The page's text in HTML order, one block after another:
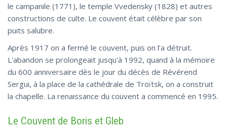
le campanile (1771), le temple Vvedensky (1828) et autres
constructions de culte. Le couvent était célèbre par son
puits salubre.
Après 1917 on a fermé le couvent, puis on l’a détruit.
L'abandon se prolongeait jusqu'à 1992, quand à la mémoire
du 600 anniversaire dès le jour du décès de Révérend
Sergui, à la place de la cathédrale de Troïtsk, on a construit
la chapelle. La renaissance du couvent a commencé en 1995.
Le Couvent de Boris et Gleb